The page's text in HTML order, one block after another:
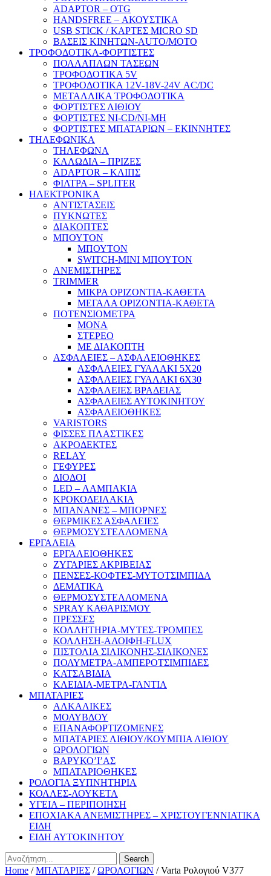
ADAPTOR – ΟΤG
HANDSFREE – ΑΚΟΥΣΤΙΚΑ
USB STICK / ΚΑΡΤΕΣ MICRO SD
ΒΑΣΕΙΣ ΚΙΝΗΤΩΝ-AUTO/MOTO
ΤΡΟΦΟΔΟΤΙΚΑ-ΦΟΡΤΙΣΤΕΣ
ΠΟΛΛΑΠΛΩΝ ΤΑΣΕΩΝ
ΤΡΟΦΟΔΟΤΙΚΑ 5V
ΤΡΟΦΟΔΟΤΙΚΑ 12V-18V-24V ΑC/DC
ΜΕΤΑΛΛΙΚΑ ΤΡΟΦΟΔΟΤΙΚΑ
ΦΟΡΤΙΣΤΕΣ ΛΙΘΙΟΥ
ΦΟΡΤΙΣΤΕΣ NI-CD/NI-MH
ΦΟΡΤΙΣΤΕΣ ΜΠΑΤΑΡΙΩΝ – ΕΚΙΝΝΗΤΕΣ
ΤΗΛΕΦΩΝΙΚΑ
ΤΗΛΕΦΩΝΑ
ΚΑΛΩΔΙΑ – ΠΡΙΖΕΣ
ADAPTOR – ΚΛΙΠΣ
ΦΙΛΤΡΑ – SPLITER
ΗΛΕΚΤΡΟΝΙΚΑ
ΑΝΤΙΣΤΑΣΕΙΣ
ΠΥΚΝΩΤΕΣ
ΔΙΑΚΟΠΤΕΣ
ΜΠΟΥΤΟΝ
ΜΠΟΥΤΟΝ
SWITCH-MINI ΜΠΟΥΤΟΝ
ΑΝΕΜΙΣΤΗΡΕΣ
TRIMMER
ΜΙΚΡΑ ΟΡΙΖΟΝΤΙΑ-ΚΑΘΕΤΑ
ΜΕΓΑΛΑ ΟΡΙΖΟΝΤΙΑ-ΚΑΘΕΤΑ
ΠΟΤΕΝΣΙΟΜΕΤΡΑ
ΜΟΝΑ
ΣΤΕΡΕΟ
ΜΕ ΔΙΑΚΟΠΤΗ
ΑΣΦΑΛΕΙΕΣ – ΑΣΦΑΛΕΙΟΘΗΚΕΣ
ΑΣΦΑΛΕΙΕΣ ΓΥΑΛΑΚΙ 5Χ20
ΑΣΦΑΛΕΙΕΣ ΓΥΑΛΑΚΙ 6Χ30
ΑΣΦΑΛΕΙΕΣ ΒΡΑΔΕΙΑΣ
ΑΣΦΑΛΕΙΕΣ ΑΥΤΟΚΙΝΗΤΟΥ
ΑΣΦΑΛΕΙΟΘΗΚΕΣ
VARISTORS
ΦΙΣΣΕΣ ΠΛΑΣΤΙΚΕΣ
ΑΚΡΟΔΕΚΤΕΣ
RELAY
ΓΕΦΥΡΕΣ
ΔΙΟΔΟΙ
LED – ΛΑΜΠΑΚΙΑ
ΚΡΟΚΟΔΕΙΛΑΚΙΑ
ΜΠΑΝΑΝΕΣ – ΜΠΟΡΝΕΣ
ΘΕΡΜΙΚΕΣ ΑΣΦΑΛΕΙΕΣ
ΘΕΡΜΟΣΥΣΤΕΛΛΟΜΕΝΑ
ΕΡΓΑΛΕΙΑ
ΕΡΓΑΛΕΙΟΘΗΚΕΣ
ΖΥΓΑΡΙΕΣ ΑΚΡΙΒΕΙΑΣ
ΠΕΝΣΕΣ-ΚΟΦΤΕΣ-ΜΥΤΟΤΣΙΜΠΙΔΑ
ΔΕΜΑΤΙΚΑ
ΘΕΡΜΟΣΥΣΤΕΛΛΟΜΕΝΑ
SPRAY ΚΑΘΑΡΙΣΜΟΥ
ΠΡΕΣΣΕΣ
ΚΟΛΛΗΤΗΡΙΑ-ΜΥΤΕΣ-ΤΡΟΜΠΕΣ
ΚΟΛΛΗΣΗ-ΑΛΟΙΦΗ-FLUX
ΠΙΣΤΟΛΙΑ ΣΙΛΙΚΟΝΗΣ-ΣΙΛΙΚΟΝΕΣ
ΠΟΛΥΜΕΤΡΑ-ΑΜΠΕΡΟΤΣΙΜΠΙΔΕΣ
ΚΑΤΣΑΒΙΔΙΑ
ΚΛΕΙΔΙΑ-ΜΕΤΡΑ-ΓΑΝΤΙΑ
ΜΠΑΤΑΡΙΕΣ
ΑΛΚΑΛΙΚΕΣ
ΜΟΛΥΒΔΟΥ
ΕΠΑΝΑΦΟΡΤΙΖΟΜΕΝΕΣ
ΜΠΑΤΑΡΙΕΣ ΛΙΘΙΟΥ/ΚΟΥΜΠΙΑ ΛΙΘΙΟΥ
ΩΡΟΛΟΓΙΩΝ
ΒΑΡΥΚΟ’Ι’ΑΣ
ΜΠΑΤΑΡΙΟΘΗΚΕΣ
ΡΟΛΟΓΙΑ ΞΥΠΝΗΤΗΡΙΑ
ΚΟΛΛΕΣ-ΛΟΥΚΕΤΑ
ΥΓΕΙΑ – ΠΕΡΙΠΟΙΗΣΗ
ΕΠΟΧΙΑΚΑ ΑΝΕΜΙΣΤΗΡΕΣ – ΧΡΙΣΤΟΥΓΕΝΝΙΑΤΙΚΑ
ΕΙΔΗ
ΕΙΔΗ ΑΥΤΟΚΙΝΗΤΟΥ
Search
Home /ΜΠΑΤΑΡΙΕΣ /ΩΡΟΛΟΓΙΩΝ / Varta Ρολογιού V377